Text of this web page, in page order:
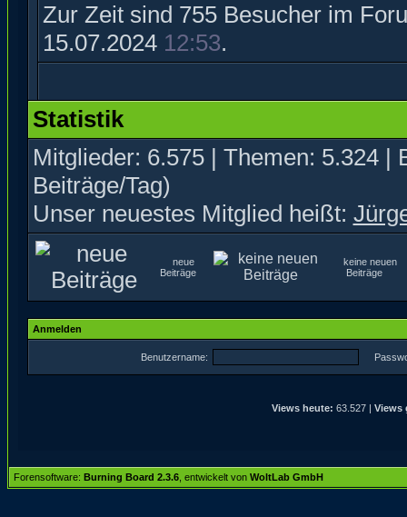
Zur Zeit sind 755 Besucher im
15.07.2024 12:53.
Statistik
Mitglieder: 6.575 | Themen: 5.324 |
Beiträge/Tag)
Unser neuestes Mitglied heißt:
neue
Beiträge
keine neuen
Beiträge
Anmelden
Benutzername:
Views heute: 63.527 | Views
Forensoftware: Burning Board 2.3.6 , entwickelt von WoltLab GmbH